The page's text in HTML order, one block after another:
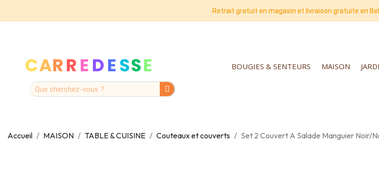
Retrait gratuit en magasin et livraison gratuite en
BOUGIES & SENTEURS MAISON
Accueil MAISON TABLE & CUISINE Couteaux et couverts Set 2 Couvert A Salade Manguier Noir/